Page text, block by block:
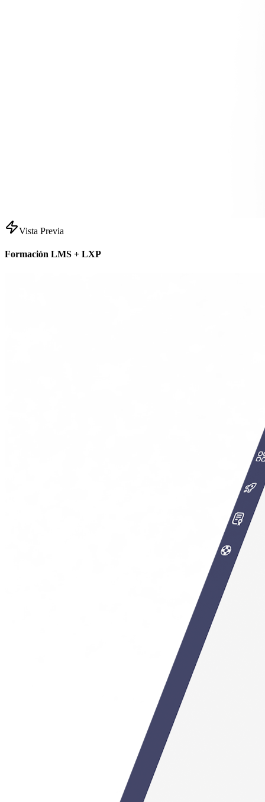
Vista Previa
Formación LMS + LXP